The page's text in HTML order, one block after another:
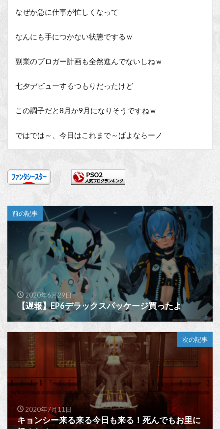
なぜか急に仕事が忙しくなって
なんにも手につかない状態でするｗ
副業のブロガー計画も全然進んでないしねｗ
七夕デビューするつもりだったけど
この調子だと8月か9月になりそうですねｗ
ではでは～、今日はこれまで～ばよならーノ
前の記事
2020年6月29日
【遅報】EP6デラックスパッケージ買ったよ
次の記事
2020年7月11日
キョンシー来る来る今日も来る！死んでもお里に